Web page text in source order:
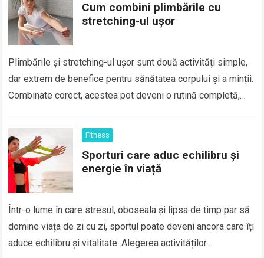
Cum combini plimbările cu
stretching-ul ușor
Plimbările și stretching-ul ușor sunt două activități simple,
dar extrem de benefice pentru sănătatea corpului și a minții.
Combinate corect, acestea pot deveni o rutină completă,
Fitness
Sporturi care aduc echilibru și
energie în viață
Într-o lume în care stresul, oboseala și lipsa de timp par să
domine viața de zi cu zi, sportul poate deveni ancora care îți
aduce echilibru și vitalitate. Alegerea activităților…